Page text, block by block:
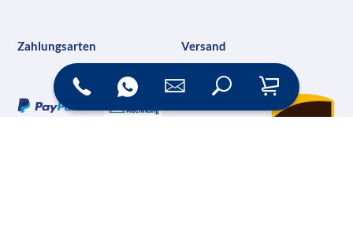
Zahlungsarten Versand